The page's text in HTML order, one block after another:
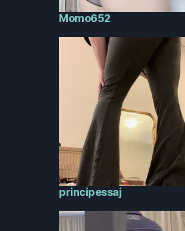
Momo652
principessaj